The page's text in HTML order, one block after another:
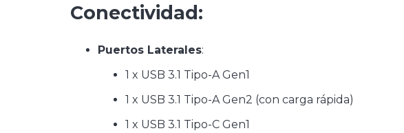
Conectividad:
Puertos Laterales:
1 x USB 3.1 Tipo-A Gen1
1 x USB 3.1 Tipo-A Gen2 (con carga rápida)
1 x USB 3.1 Tipo-C Gen1